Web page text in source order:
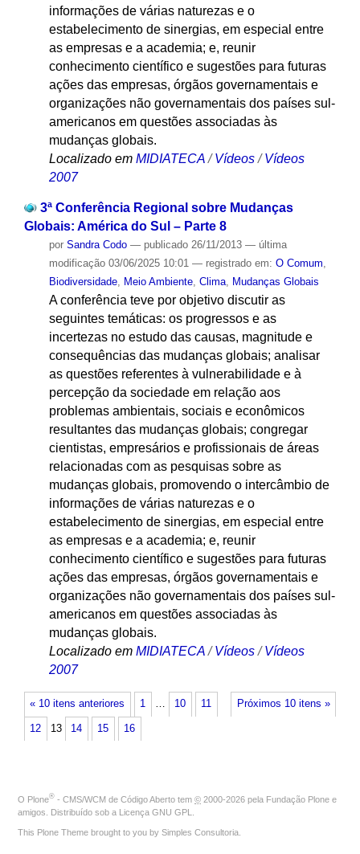
informações de várias naturezas e o
estabelecimento de sinergias, em especial entre
as empresas e a academia; e, reunir
conhecimento científico e sugestões para futuras
ações das empresas, órgãos governamentais e
organizações não governamentais dos países sul-
americanos em questões associadas às
mudanças globais.
Localizado em MIDIATECA /Vídeos /Vídeos
2007
3ª Conferência Regional sobre Mudanças
Globais: América do Sul – Parte 8
por Sandra Codo — publicado26/11/2013 — última
modificação03/06/2025 10:01 — registrado em: O Comum,
Biodiversidade, Meio Ambiente, Clima, Mudanças Globais
A conferência teve por objetivo discutir as
seguintes temáticas: os progressos e as
incertezas no estudo das causas, magnitude e
consequências das mudanças globais; analisar
as questões referentes à vulnerabilidade e à
percepção da sociedade em relação aos
problemas ambientais, sociais e econômicos
resultantes das mudanças globais; congregar
cientistas, empresários e profissionais de áreas
relacionadas com as pesquisas sobre as
mudanças globais, promovendo o intercâmbio de
informações de várias naturezas e o
estabelecimento de sinergias, em especial entre
as empresas e a academia; e, reunir
conhecimento científico e sugestões para futuras
ações das empresas, órgãos governamentais e
organizações não governamentais dos países sul-
americanos em questões associadas às
mudanças globais.
Localizado em MIDIATECA /Vídeos /Vídeos
2007
« 10 itens anteriores Próximos 10 itens »
1 … 10 11
12 13 14 15 16
O Plone® - CMS/WCM de Código Aberto tem © 2000-2026 pela Fundação Plone e
amigos. Distribuído sob a Licença GNU GPL
This Plone Theme brought to you by Simples Consultoria